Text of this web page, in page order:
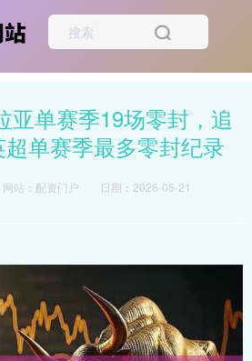
亚单赛季19场零封，追
单赛季最多零封纪录
网站：配资门户
日期：2026-05-21